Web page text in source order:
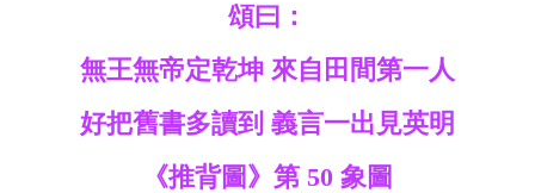
頌曰：
無王無帝定乾坤 來自田間第一人
好把舊書多讀到 義言一出見英明
《推背圖》第 50 象圖